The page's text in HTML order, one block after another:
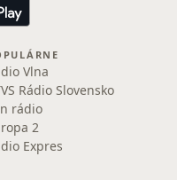
Vlna
Rádio Slovensko
rádio
2
Expres